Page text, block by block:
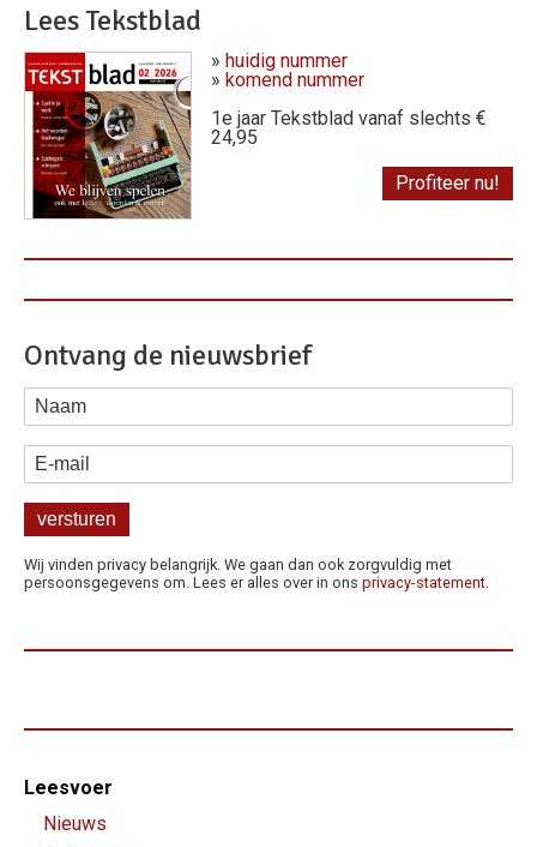
Lees Tekstblad
» huidig nummer
» komend nummer
1e jaar Tekstblad vanaf slechts €
24,95
Profiteer nu!
Ontvang de nieuwsbrief
Naam
E-mail
Wij vinden privacy belangrijk. We gaan dan ook zorgvuldig met
persoonsgegevens om. Lees er alles over in ons privacy-statement.
Footer-
menu
Leesvoer
Nieuws